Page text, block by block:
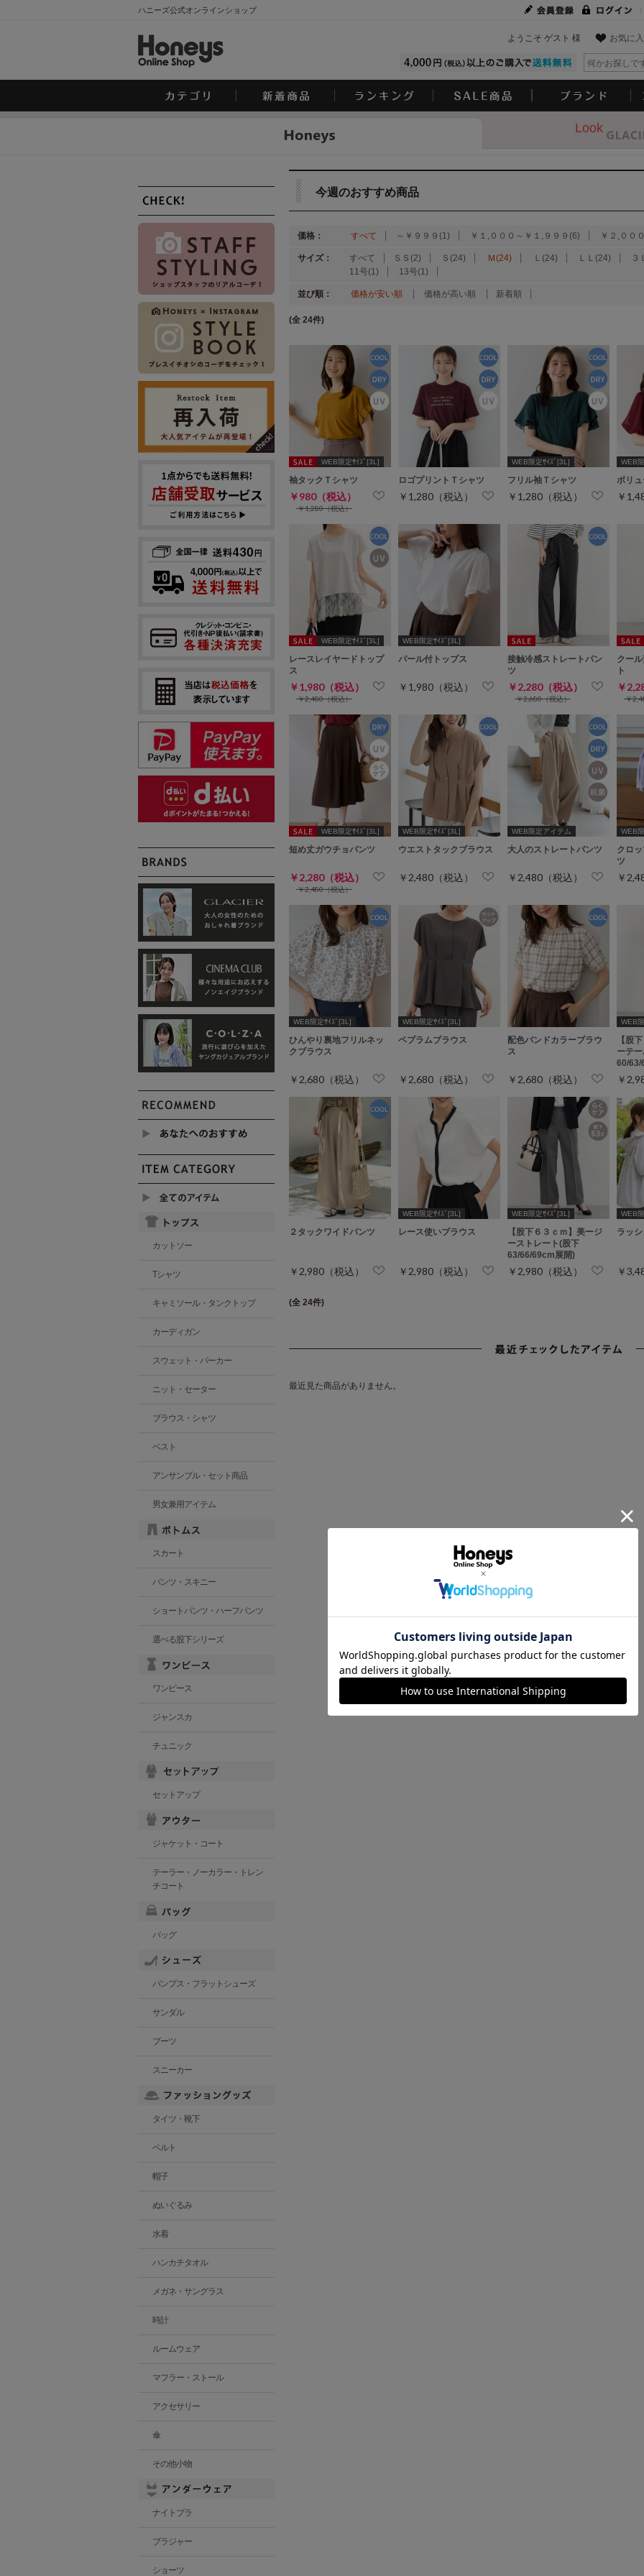
ハニーズ公式オンラインショップ
お気に入
ようこそ ゲスト 様
Look
今週のおすすめ商品
価格： すべて ～￥９９９(1) ￥１,０００～￥１,９９９(6) ￥２,００
サイズ： すべて ＳＳ(2) Ｓ(24) Ｍ(24) Ｌ(24) ＬＬ(24) ３
11号(1)
13号(1)
並び順： 価格が安い順 価格が高い順 新着順
(全 24件)
WEB限定ｻｲｽﾞ[3L]
袖タックＴシャツ
￥980（税込）
￥1,280（税込）
ロゴプリントＴシャツ
￥1,280（税込）
WEB限定ｻｲｽﾞ[3L]
フリル袖Ｔシャツ
￥1,280（税込）
WEB
ボリ
￥
WEB限定ｻｲｽﾞ[3L]
レースレイヤードトップ
ス
￥1,980（税込）
￥2,480（税込）
WEB限定ｻｲｽﾞ[3L]
パール付トップス
￥1,980（税込）
接触冷感ストレートパン
ツ
￥2,280（税込）
￥2,680（税込）
クー
ト
￥
￥
WEB限定ｻｲｽﾞ[3L]
短め丈ガウチョパンツ
￥2,280（税込）
￥2,480（税込）
WEB限定ｻｲｽﾞ[3L]
ウエストタックブラウス
￥2,480（税込）
WEB限定アイテム
大人のストレートパンツ
￥2,480（税込）
WEB
クロ
ツ
￥
WEB限定ｻｲｽﾞ[3L]
ひんやり裏地フリルネッ
クブラウス
￥2,680（税込）
WEB限定ｻｲｽﾞ[3L]
ペプラムブラウス
￥2,680（税込）
配色バンドカラーブラウ
ス
￥2,680（税込）
WEB
【股
ーテ
60/63/
￥
２タックワイドパンツ
￥2,980（税込）
WEB限定ｻｲｽﾞ[3L]
レース使いブラウス
￥2,980（税込）
WEB限定ｻｲｽﾞ[3L]
【股下６３ｃｍ】美ージ
ーストレート(股下
63/66/69cm展開)
￥2,980（税込）
WEB
ラッ
￥
(全 24件)
最近見た商品がありません。
カットソー
Tシャツ
キャミソール・タンクトップ
カーディガン
スウェット・パーカー
ニット・セーター
ブラウス・シャツ
ベスト
アンサンブル・セット商品
男女兼用アイテム
スカート
パンツ・スキニー
ショートパンツ・ハーフパンツ
選べる股下シリーズ
ワンピース
ジャンスカ
チュニック
セットアップ
ジャケット・コート
テーラー・ノーカラー・トレン
チコート
バッグ
パンプス・フラットシューズ
サンダル
ブーツ
スニーカー
タイツ・靴下
ベルト
帽子
ぬいぐるみ
水着
ハンカチタオル
メガネ・サングラス
時計
ルームウェア
マフラー・ストール
アクセサリー
傘
その他小物
ナイトブラ
ブラジャー
ショーツ